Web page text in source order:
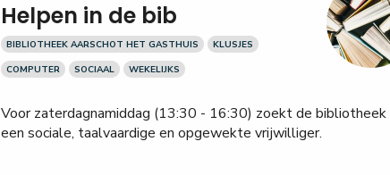
Helpen in de bib
BIBLIOTHEEK AARSCHOT HET GASTHUIS
KLUSJES
COMPUTER
SOCIAAL WEKELIJKS
Voor zaterdagnamiddag (13:30 - 16:30) zoekt de bibliotheek
een sociale, taalvaardige en opgewekte vrijwilliger.